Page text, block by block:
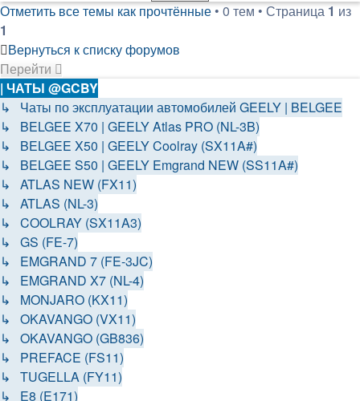
Отметить все темы как прочтённые • 0 тем • Страница 1 из
1
Вернуться к списку форумов
Перейти
| ЧАТЫ @GCBY
↳ Чаты по эксплуатации автомобилей GEELY | BELGEE
↳ BELGEE X70 | GEELY Atlas PRO (NL-3B)
↳ BELGEE X50 | GEELY Coolray (SX11A#)
↳ BELGEE S50 | GEELY Emgrand NEW (SS11A#)
↳ ATLAS NEW (FX11)
↳ ATLAS (NL-3)
↳ COOLRAY (SX11A3)
↳ GS (FE-7)
↳ EMGRAND 7 (FE-3JC)
↳ EMGRAND X7 (NL-4)
↳ MONJARO (KX11)
↳ OKAVANGO (VX11)
↳ OKAVANGO (GB836)
↳ PREFACE (FS11)
↳ TUGELLA (FY11)
↳ E8 (E171)